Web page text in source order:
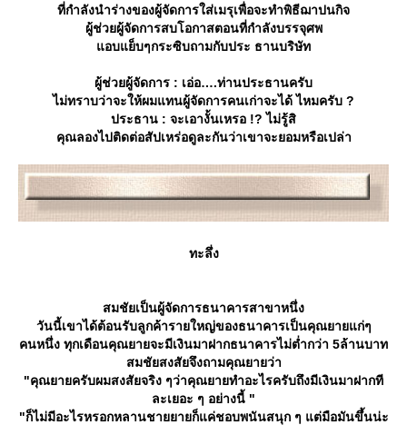
ที่กำลังนำร่างของผู้จัดการใส่เมรุเพื่อจะทำพิธีฌาปนกิจ
ผู้ช่วยผู้จัดการสบโอกาสตอนที่กำลังบรรจุศพ
อบแย็บๆกระซิบถามกับประ ธานบริษัท
ผู้ช่วยผู้จัดการ : เอ่อ….ท่านประธานครับ
ไม่ทราบว่าจะให้ผมแทนผู้จัดการคนเก่าจะได้ ไหมครับ ?
ประธาน : จะเอางั้นเหรอ !? ไม่รู้สิ
คุณลองไปติดต่อสัปเหร่อดูละกันว่าเขาจะยอมหรือเปล่า
ทะลึ่ง
สมชัยเป็นผู้จัดการธนาคารสาขาหนึ่ง
วันนี้เขาได้ต้อนรับลูกค้ารายใหญ่ของธนาคารเป็นคุณยายแก่ๆ
คนหนึ่ง ทุกเดือนคุณยายจะมีเงินมาฝากธนาคารไม่ต่ำกว่า 5ล้านบาท
สมชัยสงสัยจึงถามคุณยายว่า
"คุณยายครับผมสงสัยจริง ๆว่าคุณยายทำอะไรครับถึงมีเงินมาฝากที
ละเยอะ ๆ อย่างนี้ "
"ก็ไม่มีอะไรหรอกหลานชายยายก็แค่ชอบพนันสนุก ๆ แต่มือมันขึ้นน่ะ